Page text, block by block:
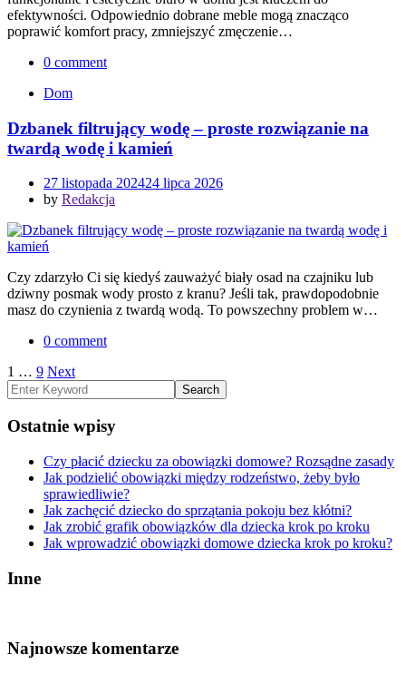
efektywności. Odpowiednio dobrane meble mogą znacząco
poprawić komfort pracy, zmniejszyć zmęczenie…
0 comment
Dom
Dzbanek filtrujący wodę – proste rozwiązanie na
twardą wodę i kamień
27 listopada 202424 lipca 2026
by Redakcja
Czy zdarzyło Ci się kiedyś zauważyć biały osad na czajniku lub
dziwny posmak wody prosto z kranu? Jeśli tak, prawdopodobnie
masz do czynienia z twardą wodą. To powszechny problem w…
0 comment
Stronicowanie
wpisów
1 … 9 Next
Ostatnie wpisy
Czy płacić dziecku za obowiązki domowe? Rozsądne zasady
Jak podzielić obowiązki między rodzeństwo, żeby było
sprawiedliwie?
Jak zachęcić dziecko do sprzątania pokoju bez kłótni?
Jak zrobić grafik obowiązków dla dziecka krok po kroku
Jak wprowadzić obowiązki domowe dziecka krok po kroku?
Inne
Najnowsze komentarze